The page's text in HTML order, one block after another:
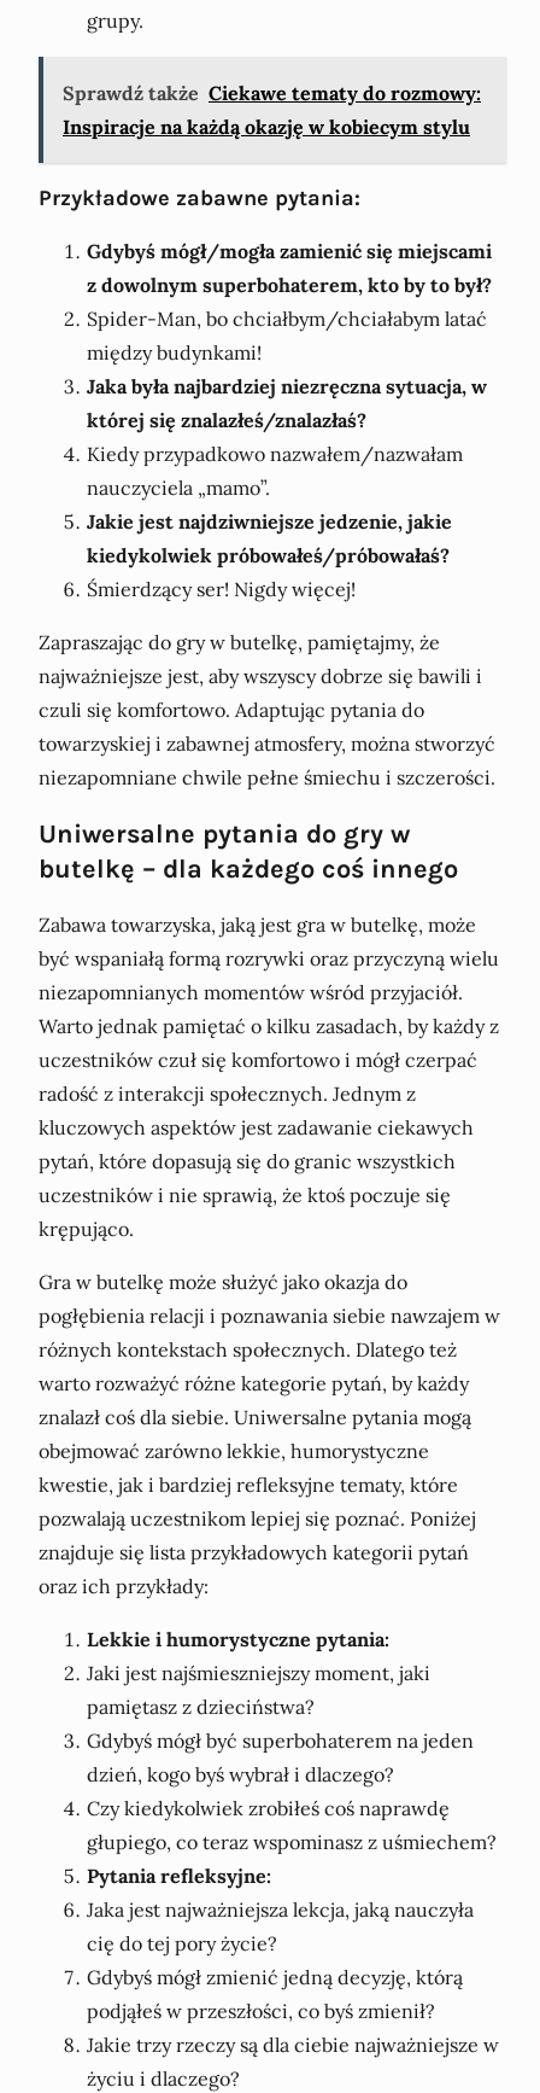
grupy.
Sprawdź także Ciekawe tematy do rozmowy:
Inspiracje na każdą okazję w kobiecym stylu
Przykładowe zabawne pytania:
Gdybyś mógł/mogła zamienić się miejscami
z dowolnym superbohaterem, kto by to był?
Spider-Man, bo chciałbym/chciałabym latać
między budynkami!
Jaka była najbardziej niezręczna sytuacja, w
której się znalazłeś/znalazłaś?
Kiedy przypadkowo nazwałem/nazwałam
nauczyciela „mamo”.
Jakie jest najdziwniejsze jedzenie, jakie
kiedykolwiek próbowałeś/próbowałaś?
Śmierdzący ser! Nigdy więcej!
Zapraszając do gry w butelkę, pamiętajmy, że
najważniejsze jest, aby wszyscy dobrze się bawili i
czuli się komfortowo. Adaptując pytania do
towarzyskiej i zabawnej atmosfery, można stworzyć
niezapomniane chwile pełne śmiechu i szczerości.
Uniwersalne pytania do gry w
butelkę – dla każdego coś innego
Zabawa towarzyska, jaką jest gra w butelkę, może
być wspaniałą formą rozrywki oraz przyczyną wielu
niezapomnianych momentów wśród przyjaciół.
Warto jednak pamiętać o kilku zasadach, by każdy z
uczestników czuł się komfortowo i mógł czerpać
radość z interakcji społecznych. Jednym z
kluczowych aspektów jest zadawanie ciekawych
pytań, które dopasują się do granic wszystkich
uczestników i nie sprawią, że ktoś poczuje się
krępująco.
Gra w butelkę może służyć jako okazja do
pogłębienia relacji i poznawania siebie nawzajem w
różnych kontekstach społecznych. Dlatego też
warto rozważyć różne kategorie pytań, by każdy
znalazł coś dla siebie. Uniwersalne pytania mogą
obejmować zarówno lekkie, humorystyczne
kwestie, jak i bardziej refleksyjne tematy, które
pozwalają uczestnikom lepiej się poznać. Poniżej
znajduje się lista przykładowych kategorii pytań
oraz ich przykłady:
Lekkie i humorystyczne pytania:
Jaki jest najśmieszniejszy moment, jaki
pamiętasz z dzieciństwa?
Gdybyś mógł być superbohaterem na jeden
dzień, kogo byś wybrał i dlaczego?
Czy kiedykolwiek zrobiłeś coś naprawdę
głupiego, co teraz wspominasz z uśmiechem?
Pytania refleksyjne:
Jaka jest najważniejsza lekcja, jaką nauczyła
cię do tej pory życie?
Gdybyś mógł zmienić jedną decyzję, którą
podjąłeś w przeszłości, co byś zmienił?
Jakie trzy rzeczy są dla ciebie najważniejsze w
życiu i dlaczego?